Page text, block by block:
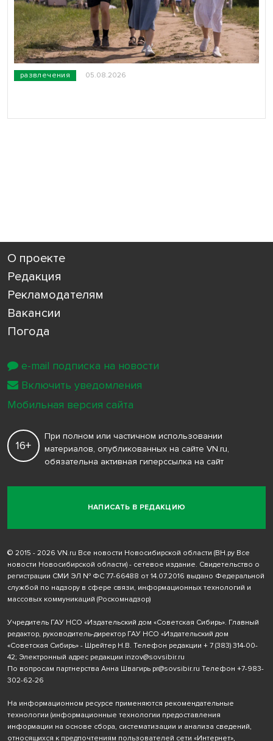
развлечения 05.08.2026
О проекте
Редакция
Рекламодателям
Вакансии
Погода
НАПИСАТЬ В РЕДАКЦИЮ
16+
При полном или частичном использовании
материалов, опубликованных на сайте VN.ru,
обязательна активная гиперссылка на сайт
© 2015 - 2026 VN.ru Все новости Новосибирской области (ВН.ру Все
новости Новосибирской области) - сетевое издание. Свидетельство о
регистрации СМИ ЭЛ № ФС 77-66488 от 14.07.2016 выдано Федеральной
службой по надзору в сфере связи, информационных технологий и
массовых коммуникаций (Роскомнадзор)
Учредитель ГАУ НСО «Издательский дом «Советская Сибирь». Главный
редактор, руководитель-директор ГАУ НСО «Издательский дом
«Советская Сибирь» - Шрейтер Н.В. Телефон редакции + 7 (383) 314-00-
42; Электронный адрес редакции inzov@sovsibir.ru
По вопросам партнерства Анна Швагирь pr@sovsibir.ru Телефон +7-983-
302-62-26
На информационном ресурсе применяются рекомендательные
технологии (информационные технологии предоставления
информации на основе сбора, систематизации и анализа сведений,
относящихся к предпочтениям пользователей сети «Интернет»,
e-mail подписка на новости
Включить уведомления
Мобильная версия сайта